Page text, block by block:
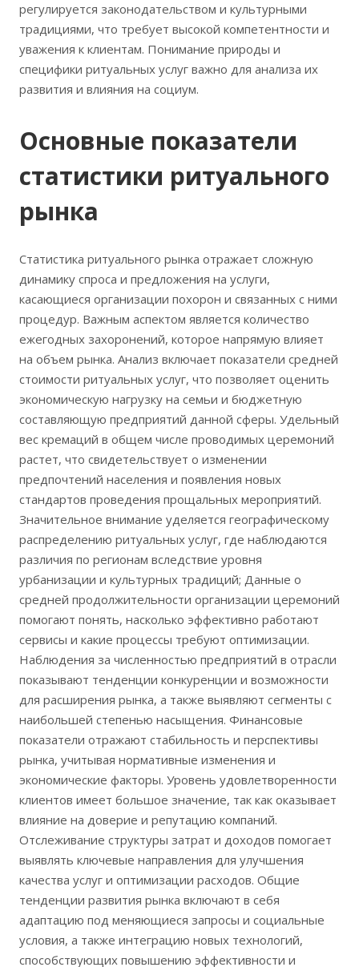
регулируется законодательством и культурными
традициями, что требует высокой компетентности и
уважения к клиентам. Понимание природы и
специфики ритуальных услуг важно для анализа их
развития и влияния на социум.
Основные показатели
статистики ритуального
рынка
Статистика ритуального рынка отражает сложную
динамику спроса и предложения на услуги,
касающиеся организации похорон и связанных с ними
процедур. Важным аспектом является количество
ежегодных захоронений, которое напрямую влияет
на объем рынка. Анализ включает показатели средней
стоимости ритуальных услуг, что позволяет оценить
экономическую нагрузку на семьи и бюджетную
составляющую предприятий данной сферы. Удельный
вес кремаций в общем числе проводимых церемоний
растет, что свидетельствует о изменении
предпочтений населения и появления новых
стандартов проведения прощальных мероприятий.
Значительное внимание уделяется географическому
распределению ритуальных услуг, где наблюдаются
различия по регионам вследствие уровня
урбанизации и культурных традиций; Данные о
средней продолжительности организации церемоний
помогают понять, насколько эффективно работают
сервисы и какие процессы требуют оптимизации.
Наблюдения за численностью предприятий в отрасли
показывают тенденции конкуренции и возможности
для расширения рынка, а также выявляют сегменты с
наибольшей степенью насыщения. Финансовые
показатели отражают стабильность и перспективы
рынка, учитывая нормативные изменения и
экономические факторы. Уровень удовлетворенности
клиентов имеет большое значение, так как оказывает
влияние на доверие и репутацию компаний.
Отслеживание структуры затрат и доходов помогает
выявлять ключевые направления для улучшения
качества услуг и оптимизации расходов. Общие
тенденции развития рынка включают в себя
адаптацию под меняющиеся запросы и социальные
условия, а также интеграцию новых технологий,
способствующих повышению эффективности и